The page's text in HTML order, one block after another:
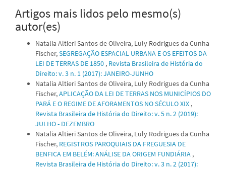
Artigos mais lidos pelo mesmo(s)
autor(es)
Natalia Altieri Santos de Oliveira, Luly Rodrigues da Cunha
Fischer,SEGREGAÇÃO ESPACIAL URBANA E OS EFEITOS DA
LEI DE TERRAS DE 1850 , Revista Brasileira de História do
Direito: v. 3 n. 1 (2017): JANEIRO-JUNHO
Natalia Altieri Santos de Oliveira, Luly Rodrigues da Cunha
Fischer,APLICAÇÃO DA LEI DE TERRAS NOS MUNICÍPIOS DO
PARÁ E O REGIME DE AFORAMENTOS NO SÉCULO XIX ,
Revista Brasileira de História do Direito: v. 5 n. 2 (2019):
JULHO - DEZEMBRO
Natalia Altieri Santos de Oliveira, Luly Rodrigues da Cunha
Fischer, REGISTROS PAROQUIAIS DA FREGUESIA DE
BENFICA EM BELÉM: ANÁLISE DA ORIGEM FUNDIÁRIA ,
Revista Brasileira de História do Direito: v. 3 n. 2 (2017):